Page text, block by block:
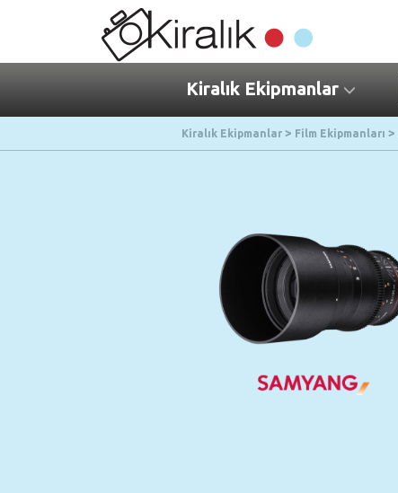
Kiralık Ekipmanlar
Kiralık Ekipmanlar Film Ekipmanları